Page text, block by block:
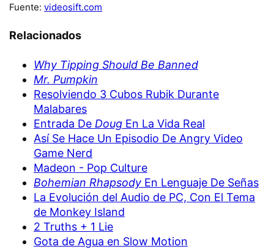
Fuente: videosift.com
Relacionados
Why Tipping Should Be Banned
Mr. Pumpkin
Resolviendo 3 Cubos Rubik Durante
Malabares
Entrada De Doug En La Vida Real
Así Se Hace Un Episodio De Angry Video
Game Nerd
Madeon - Pop Culture
Bohemian Rhapsody En Lenguaje De Señas
La Evolución del Audio de PC, Con El Tema
de Monkey Island
2 Truths + 1 Lie
Gota de Agua en Slow Motion